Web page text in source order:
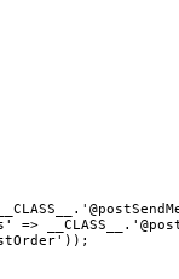
=>